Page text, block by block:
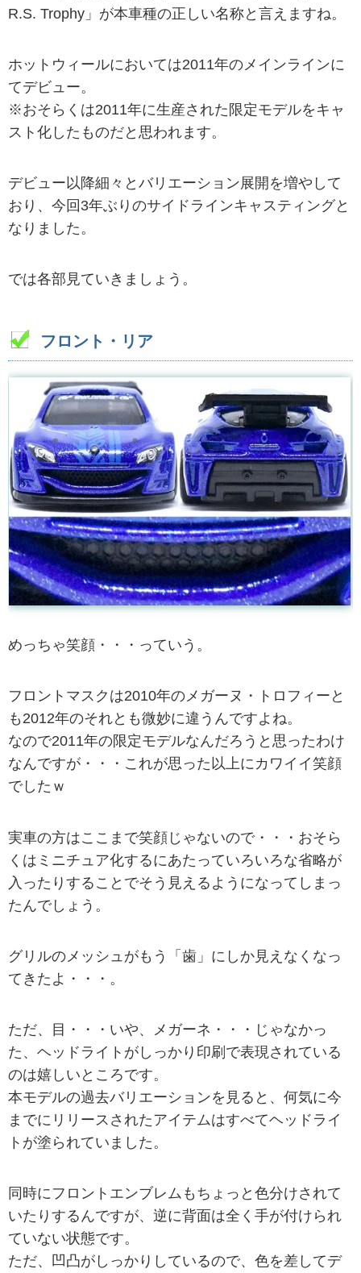
R.S. Trophy」が本車種の正しい名称と言えますね。
ホットウィールにおいては2011年のメインラインに
てデビュー。
※おそらくは2011年に生産された限定モデルをキャ
スト化したものだと思われます。
デビュー以降細々とバリエーション展開を増やして
おり、今回3年ぶりのサイドラインキャスティングと
なりました。
では各部見ていきましょう。
フロント・リア
めっちゃ笑顔・・・っていう。
フロントマスクは2010年のメガーヌ・トロフィーと
も2012年のそれとも微妙に違うんですよね。
なので2011年の限定モデルなんだろうと思ったわけ
なんですが・・・これが思った以上にカワイイ笑顔
でしたｗ
実車の方はここまで笑顔じゃないので・・・おそら
くはミニチュア化するにあたっていろいろな省略が
入ったりすることでそう見えるようになってしまっ
たんでしょう。
グリルのメッシュがもう「歯」にしか見えなくなっ
てきたよ・・・。
ただ、目・・・いや、メガーネ・・・じゃなかっ
た、ヘッドライトがしっかり印刷で表現されている
のは嬉しいところです。
本モデルの過去バリエーションを見ると、何気に今
までにリリースされたアイテムはすべてヘッドライ
トが塗られていました。
同時にフロントエンブレムもちょっと色分けされて
いたりするんですが、逆に背面は全く手が付けられ
ていない状態です。
ただ、凹凸がしっかりしているので、色を差してデ